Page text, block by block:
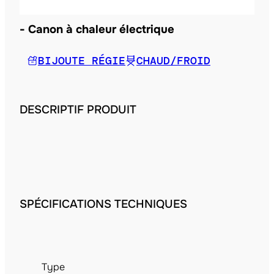
Canon à chaleur électrique
BIJOUTE RÉGIE CHAUD/FROID
DESCRIPTIF PRODUIT
SPÉCIFICATIONS TECHNIQUES
Type